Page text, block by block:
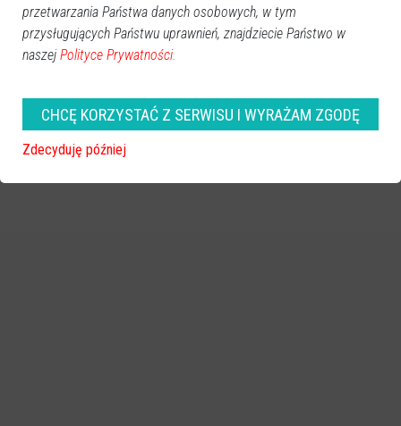
przetwarzania Państwa danych osobowych, w tym
przysługujących Państwu uprawnień, znajdziecie Państwo w
naszej Polityce Prywatności.
CHCĘ KORZYSTAĆ Z SERWISU I WYRAŻAM ZGODĘ
Zdecyduję później